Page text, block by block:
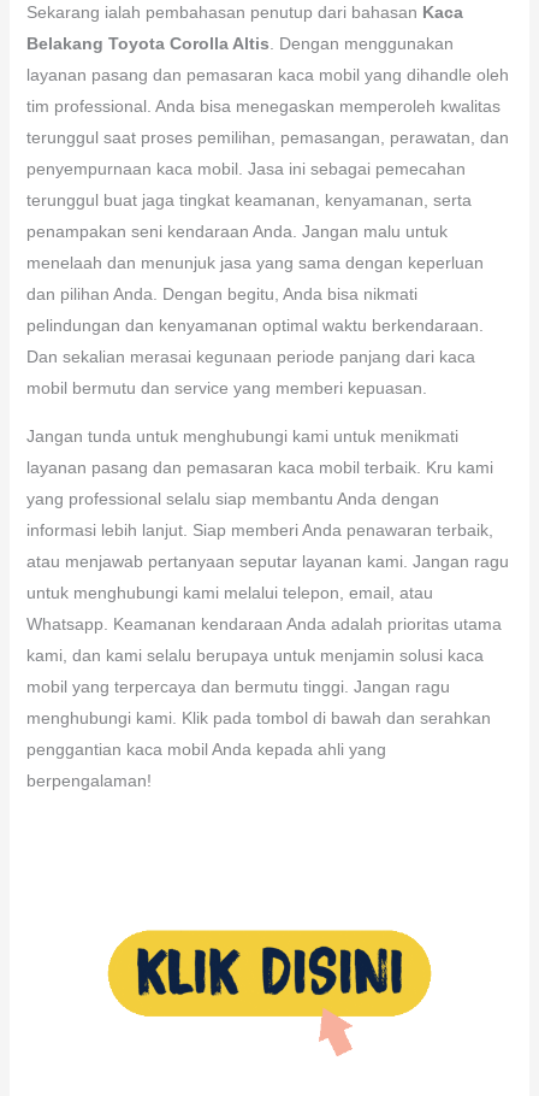
Sekarang ialah pembahasan penutup dari bahasan Kaca
Belakang Toyota Corolla Altis . Dengan menggunakan
layanan pasang dan pemasaran kaca mobil yang dihandle oleh
tim professional. Anda bisa menegaskan memperoleh kwalitas
terunggul saat proses pemilihan, pemasangan, perawatan, dan
penyempurnaan kaca mobil. Jasa ini sebagai pemecahan
terunggul buat jaga tingkat keamanan, kenyamanan, serta
penampakan seni kendaraan Anda. Jangan malu untuk
menelaah dan menunjuk jasa yang sama dengan keperluan
dan pilihan Anda. Dengan begitu, Anda bisa nikmati
pelindungan dan kenyamanan optimal waktu berkendaraan.
Dan sekalian merasai kegunaan periode panjang dari kaca
mobil bermutu dan service yang memberi kepuasan.
Jangan tunda untuk menghubungi kami untuk menikmati
layanan pasang dan pemasaran kaca mobil terbaik. Kru kami
yang professional selalu siap membantu Anda dengan
informasi lebih lanjut. Siap memberi Anda penawaran terbaik,
atau menjawab pertanyaan seputar layanan kami. Jangan ragu
untuk menghubungi kami melalui telepon, email, atau
Whatsapp. Keamanan kendaraan Anda adalah prioritas utama
kami, dan kami selalu berupaya untuk menjamin solusi kaca
mobil yang terpercaya dan bermutu tinggi. Jangan ragu
menghubungi kami. Klik pada tombol di bawah dan serahkan
penggantian kaca mobil Anda kepada ahli yang
berpengalaman!